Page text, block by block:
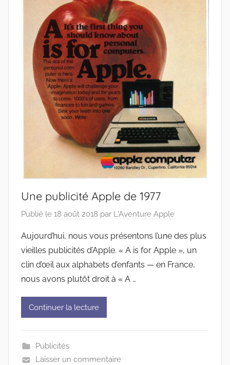
Une publicité Apple de 1977
Publié le 18 août 2018 par L'Aventure Apple
Aujourd’hui, nous vous présentons l’une des plus
vieilles publicités d’Apple. « A is for Apple », un
clin d’œil aux alphabets d’enfants — en France,
nous avons plutôt droit à « A …
Continuer la lecture
Publicités
Laisser un commentaire